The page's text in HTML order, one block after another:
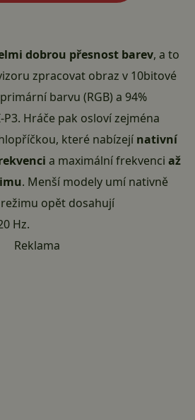
dobrou přesnost barev, a to
zpracovat obraz v 10bitové
barvu (RGB) a 94%
Hráče pak osloví zejména
které nabízejí nativní
a maximální frekvenci až
. Menší modely umí nativně
opět dosahují
Hz.
Reklama